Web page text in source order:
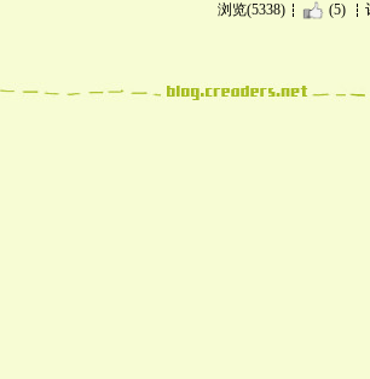
浏览(5338) (5)